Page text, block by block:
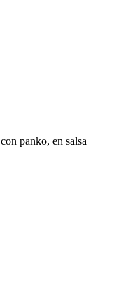
panko, en salsa